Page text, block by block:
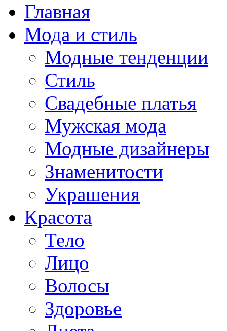
Главная
Мода и стиль
Модные тенденции
Стиль
Свадебные платья
Мужская мода
Модные дизайнеры
Знаменитости
Украшения
Красота
Тело
Лицо
Волосы
Здоровье